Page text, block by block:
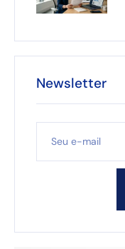
Newsletter